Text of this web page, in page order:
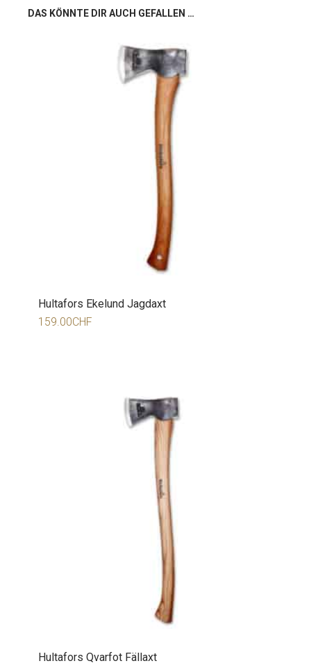
DAS KÖNNTE DIR AUCH GEFALLEN …
Hultafors Ekelund Jagdaxt
159.00CHF
Hultafors Qvarfot Fällaxt